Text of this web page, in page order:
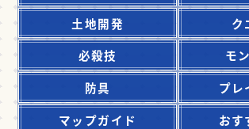
土地開発
ク
必殺技
モ
防具
プレ
マップガイド
おす